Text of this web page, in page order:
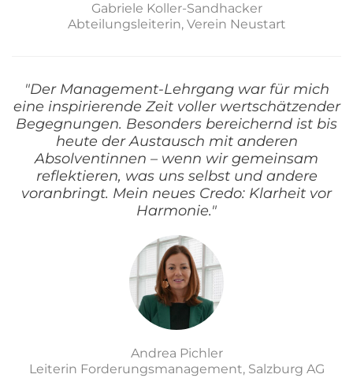
Gabriele Koller-Sandhacker
Abteilungsleiterin, Verein Neustart
"Der Management-Lehrgang war für mich
eine inspirierende Zeit voller wertschätzender
Begegnungen. Besonders bereichernd ist bis
heute der Austausch mit anderen
Absolventinnen – wenn wir gemeinsam
reflektieren, was uns selbst und andere
voranbringt. Mein neues Credo: Klarheit vor
Harmonie."
Andrea Pichler
Leiterin Forderungsmanagement, Salzburg AG